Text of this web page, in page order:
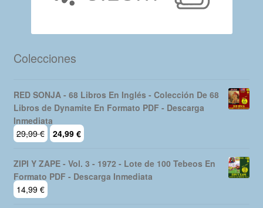
Colecciones
RED SONJA - 68 Libros En Inglés - Colección De 68
Libros de Dynamite En Formato PDF - Descarga
Inmediata
29,99€
El
precio
original
era:
24,99 €
actual
24,99 €.
ZIPI Y ZAPE - Vol. 3 - 1972 - Lote de 100 Tebeos En
Formato PDF - Descarga Inmediata
14,99 €